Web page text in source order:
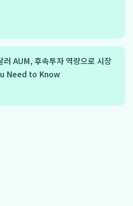
러 AUM, 후속투자 역량으로 시장
Need to Know